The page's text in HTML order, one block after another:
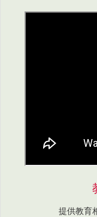
提供教育